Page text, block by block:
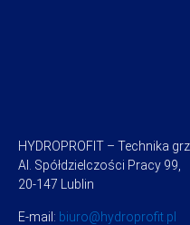
HYDROPROFIT – Technika
Al. Spółdzielczości Pracy 99,
20-147 Lublin
E-mail: biuro@hydroprofit.pl